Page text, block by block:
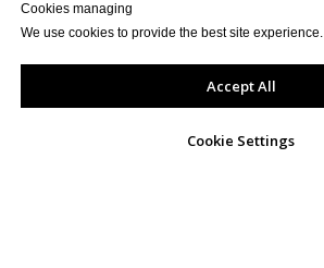
Cookies managing
We use cookies to provide the best site experience.
Accept All
Cookie Settings